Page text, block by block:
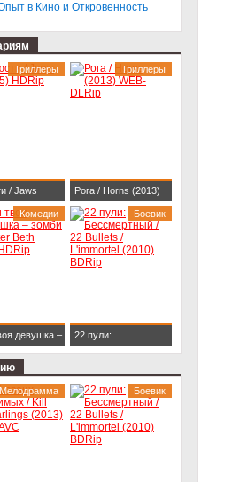
в Кино и Откровенность
/ Jaws
Триллеры
Рога / Horns (2013)
WEB-DLRip
Триллеры
девушка –
After Beth
Комедии
22 пули:
(2010) BDRip
Боевик
Мелодрамма Боевик